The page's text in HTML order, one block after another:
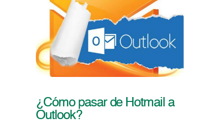
¿Cómo pasar de Hotmail a
Outlook?